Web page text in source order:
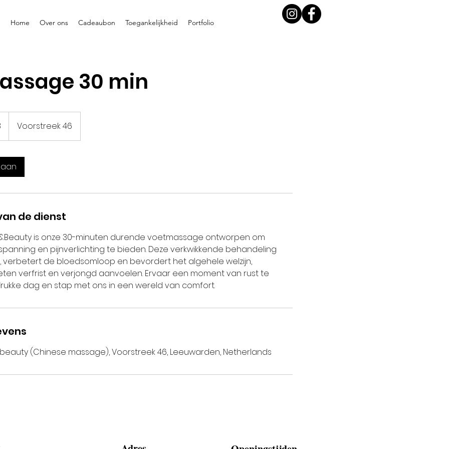
Home Over ons Cadeaubon Toegankelijkheid Portfolio
30 min
Voorstreek 46
de dienst
is onze 30-minuten durende voetmassage ontworpen om
en pijnverlichting te bieden. Deze verkwikkende behandeling
verbetert de bloedsomloop en bevordert het algehele welzijn,
verfrist en verjongd aanvoelen. Ervaar een moment van rust te
dag en stap met ons in een wereld van comfort.
(Chinese massage), Voorstreek 46, Leeuwarden, Netherlands